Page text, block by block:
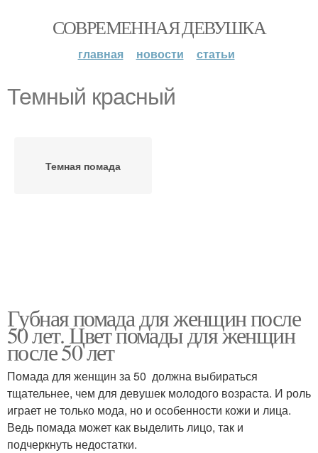
СОВРЕМЕННАЯ ДЕВУШКА
главная новости статьи
Темный красный
Темная помада
Губная помада для женщин после
50 лет. Цвет помады для женщин
после 50 лет
Помада для женщин за 50 должна выбираться
тщательнее, чем для девушек молодого возраста. И роль
играет не только мода, но и особенности кожи и лица.
Ведь помада может как выделить лицо, так и
подчеркнуть недостатки.